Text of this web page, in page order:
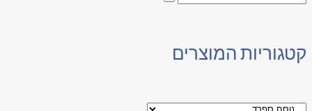
קטגוריות המוצרים